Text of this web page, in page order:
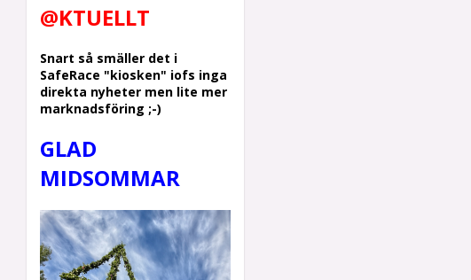
@KTUELLT
Snart så smäller det i
SafeRace "kiosken" iofs inga
direkta nyheter men lite mer
marknadsföring ;-)
GLAD
MIDSOMMAR